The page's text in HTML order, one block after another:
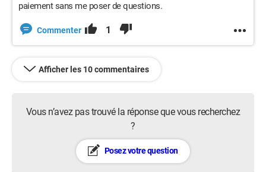
paiement sans me poser de questions.
Commenter 1
Afficher les 10 commentaires
Vous n’avez pas trouvé la réponse que vous recherchez
?
Posez votre question